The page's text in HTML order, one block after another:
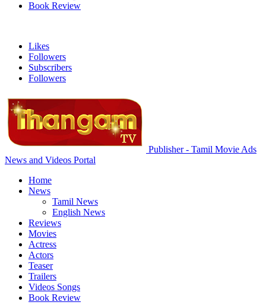
Book Review
Likes
Followers
Subscribers
Followers
Publisher - Tamil Movie Ads
News and Videos Portal
Home
News
Tamil News
English News
Reviews
Movies
Actress
Actors
Teaser
Trailers
Videos Songs
Book Review